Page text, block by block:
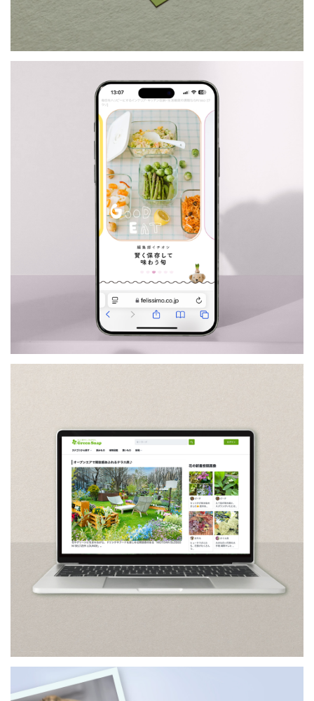
フェリシモの雑貨 K rasoWEB
／フェリシモ
ETC: 7
GREENSNAP
／グリーンスナップ